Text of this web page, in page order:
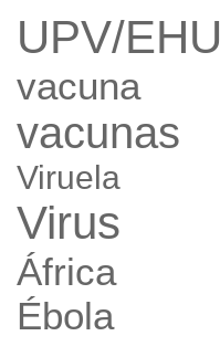
UPV/EHU
vacuna
vacunas
Viruela
Virus
África
Ébola